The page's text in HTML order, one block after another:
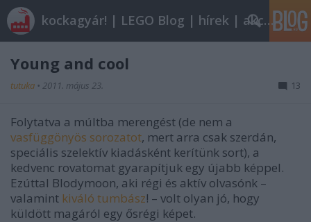
kockagyár! | LEGO Blog | hírek | akciók |
Young and cool
tutuka • 2011. május 23. 13
Folytatva a múltba merengést (de nem a
vasfüggönyös sorozatot, mert arra csak szerdán,
speciális szelektív kiadásként kerítünk sort), a
kedvenc rovatomat gyarapítjuk egy újabb képpel.
Ezúttal Blodymoon, aki régi és aktív olvasónk –
valamint kiváló tumbász! – volt olyan jó, hogy
küldött magáról egy ősrégi képet.